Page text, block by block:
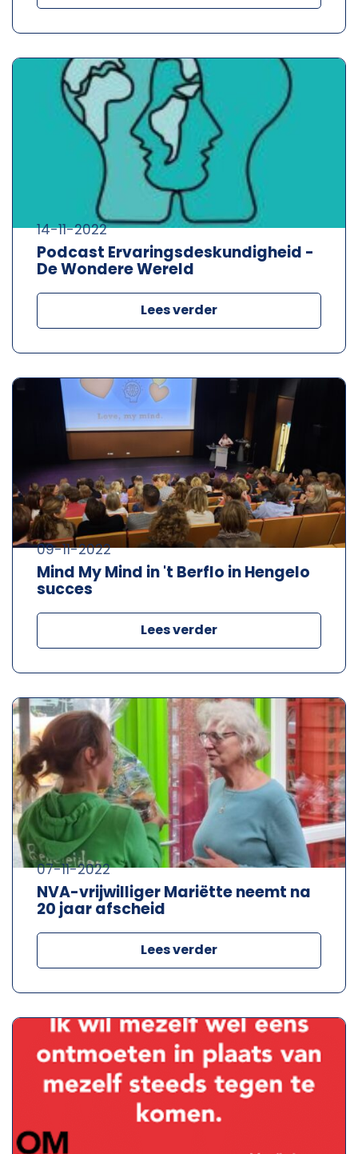
Podcast Ervaringsdeskundigheid -
De Wondere Wereld
14-11-2022
Lees verder
Mind My Mind in 't Berflo in Hengelo
succes
09-11-2022
Lees verder
NVA-vrijwilliger Mariëtte neemt na
20 jaar afscheid
07-11-2022
Lees verder